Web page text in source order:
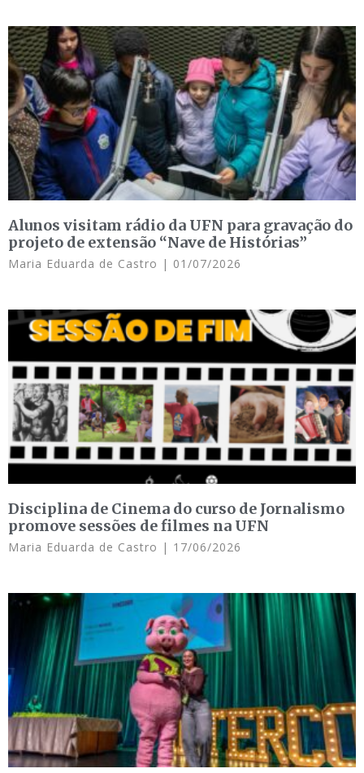
Alunos visitam rádio da UFN para gravação do
projeto de extensão “Nave de Histórias”
Maria Eduarda de Castro 01/07/2026
Disciplina de Cinema do curso de Jornalismo
promove sessões de filmes na UFN
Maria Eduarda de Castro 17/06/2026